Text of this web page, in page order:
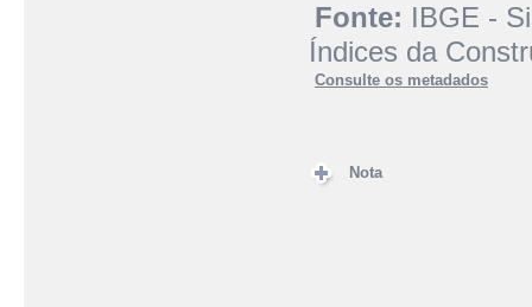
Fonte: IBGE -
Índices da
Consulte os metadados
Nota